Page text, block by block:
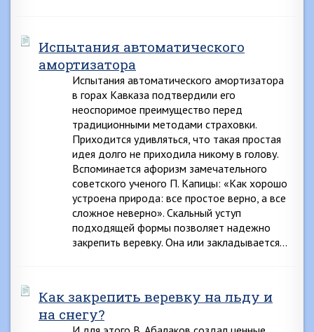
Испытания автоматического
амортизатора
Испытания автоматического амортизатора
в горах Кавказа подтвердили его
неоспоримое преимущество перед
традиционными методами страховки.
Приходится удивляться, что такая простая
идея долго не приходила никому в голову.
Вспоминается афоризм замечательного
советского ученого П. Капицы: «Как хорошо
устроена природа: все простое верно, а все
сложное неверно». Скальный уступ
подходящей формы позволяет надежно
закрепить веревку. Она или закладывается…
Как закрепить веревку на льду и
на снегу?